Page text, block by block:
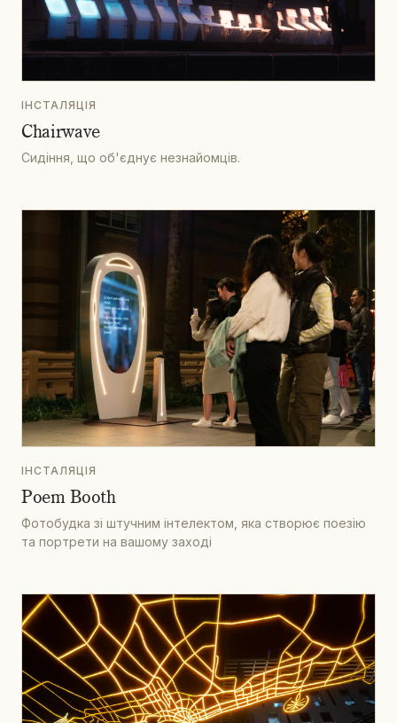
ІНСТАЛЯЦІЯ
Chairwave
Сидіння, що об'єднує незнайомців.
ІНСТАЛЯЦІЯ
Poem Booth
Фотобудка зі штучним інтелектом, яка створює поезію
та портрети на вашому заході